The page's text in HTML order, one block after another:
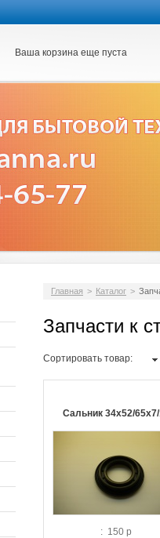
Ваша корзина еще пуста
Главная > Каталог >
Запчасти к
Сортировать товар:
Сальник 34х52/
: 150 р